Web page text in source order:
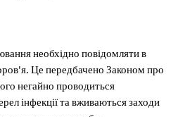
необхідно повідомляти в
Це передбачено Законом про
негайно проводиться
інфекції та вживаються заходи